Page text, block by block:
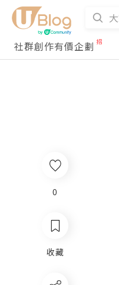
社群創作有價企劃
0
收藏